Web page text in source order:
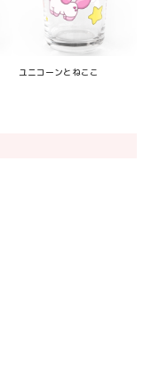
ユニコーンとねここ